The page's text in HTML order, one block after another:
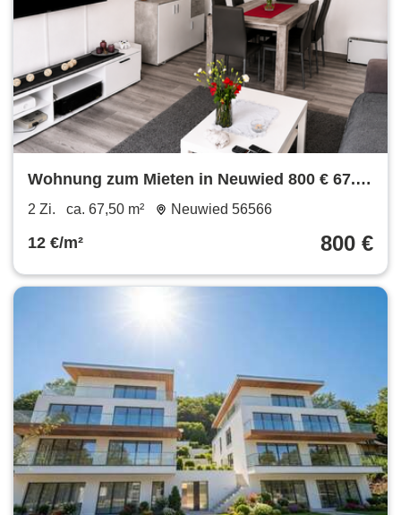
Wohnung zum Mieten in Neuwied 800 € 67.5
m²
2 Zi. ca. 67,50 m² Neuwied 56566
12 €/m² 800 €